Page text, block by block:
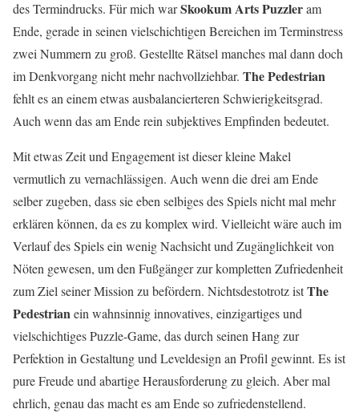
des Termindrucks. Für mich warSkookum Arts Puzzleram
Ende, gerade in seinen vielschichtigen Bereichen im Terminstress
zwei Nummern zu groß. Gestellte Rätsel manches mal dann doch
im Denkvorgang nicht mehr nachvollziehbar. The Pedestrian
fehlt es an einem etwas ausbalancierteren Schwierigkeitsgrad.
Auch wenn das am Ende rein subjektives Empfinden bedeutet.
Mit etwas Zeit und Engagement ist dieser kleine Makel
vermutlich zu vernachlässigen. Auch wenn die drei am Ende
selber zugeben, dass sie eben selbiges des Spiels nicht mal mehr
erklären können, da es zu komplex wird. Vielleicht wäre auch im
Verlauf des Spiels ein wenig Nachsicht und Zugänglichkeit von
Nöten gewesen, um den Fußgänger zur kompletten Zufriedenheit
zum Ziel seiner Mission zu befördern. Nichtsdestotrotz istThe
Pedestrianein wahnsinnig innovatives, einzigartiges und
vielschichtiges Puzzle-Game, das durch seinen Hang zur
Perfektion in Gestaltung und Leveldesign an Profil gewinnt. Es ist
pure Freude und abartige Herausforderung zu gleich. Aber mal
ehrlich, genau das macht es am Ende so zufriedenstellend.